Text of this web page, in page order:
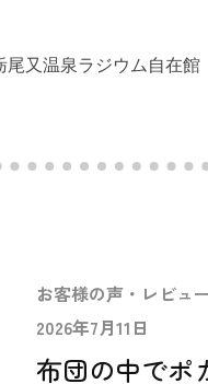
又温泉ラジウム自在館
お客様の声・レビュー
2026年7月11日
布団の中でポ